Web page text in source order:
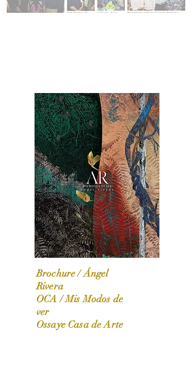
OCA|News 31 / Marzo-Abril / 2024
Brochure / Ángel
Rivera
OCA / Mis Modos de
ver
Ossaye Casa de Arte